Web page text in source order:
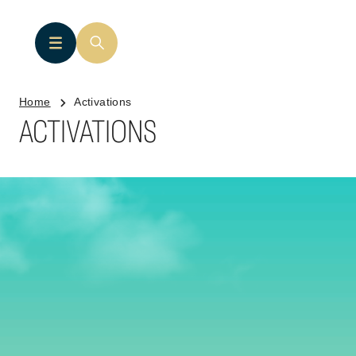
Home Activations
ACTIVATIONS